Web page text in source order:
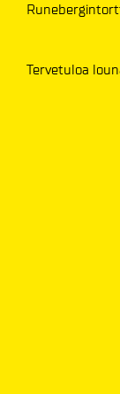
Tervetuloa